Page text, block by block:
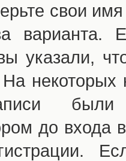
свои
варианта.
указали,
На
были
до входа